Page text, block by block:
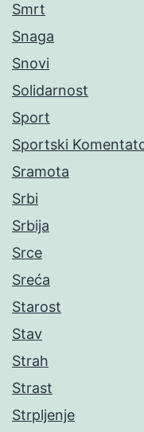
Smrt
Snaga
Snovi
Solidarnost
Sport
Sportski
Sramota
Srbi
Srbija
Srce
Sreća
Starost
Stav
Strah
Strast
Strpljenje